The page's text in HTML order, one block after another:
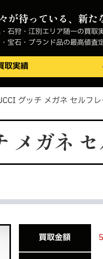
が待っている、新た
石狩・江別エリア随一の買取実
宝石・ブランド品の最高値査
取実績
グッチ メガネ セルフ
メガネ
買取金額